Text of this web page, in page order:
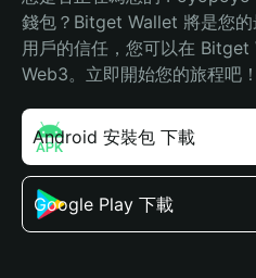
錢包？Bitget Wallet 將是您
用戶的信任，您可以在 Bitget
Web3。立即開始您的旅程吧！
Android 安裝包 下載
Google Play 下載